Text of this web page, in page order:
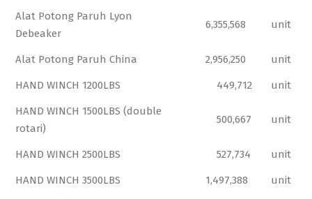
Alat Potong Paruh Lyon
Debeaker
6,355,568 unit
Alat Potong Paruh China 2,956,250 unit
HAND WINCH 1200LBS 449,712 unit
HAND WINCH 1500LBS (double
rotari)
500,667 unit
HAND WINCH 2500LBS 527,734 unit
HAND WINCH 3500LBS 1,497,388 unit